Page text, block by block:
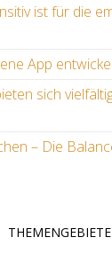
ist für die
App
sich
– Die
THEMENGEBIETE